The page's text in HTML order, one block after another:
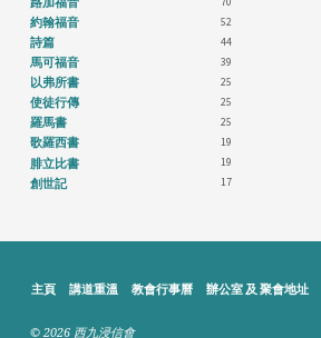
約翰福音 52
詩篇 44
馬可福音 39
以弗所書 25
使徒行傳 25
羅馬書 25
歌羅西書 19
腓立比書 19
創世記 17
主頁 講道重溫 教會行事曆 辦公室 及 聚會地址
© 2026 西九浸信會